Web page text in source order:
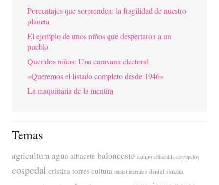
Porcentajes que sorprenden: la fragilidad de nuestro
planeta
El ejemplo de unos niños que despertaron a un
pueblo
Queridos niños: Una caravana electoral
«Queremos el listado completo desde 1946»
La maquinaria de la mentira
Temas
agriculturaagua albacete baloncesto campo chinchilla corrupcion
cospedal cristina torres cultura daniel martinez daniel sancha